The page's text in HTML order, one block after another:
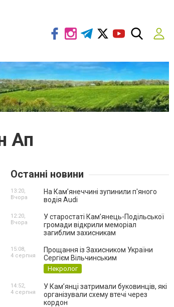
Ап
Останні новини
На Камʼянеччині зупинили п'яного
водія Audi
13:20,
Вчора
У старостаті Кам’янець-Подільської
громади відкрили меморіал
загиблим захисникам
12:20,
Вчора
Прощання із Захисником України
Сергієм Вільчинським
Некролог
15:08,
4 серпня
У Кам’янці затримали буковинців, які
організували схему втечі через
кордон
14:52,
4 серпня